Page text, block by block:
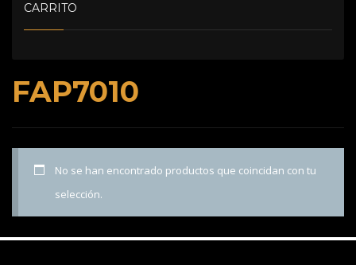
FAP7010
No se han encontrado productos que coincidan con tu
selección.
CARRITO